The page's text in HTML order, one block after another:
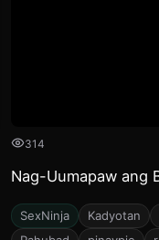
314
Nag-Uumapaw ang
SexNinja Kadyotan